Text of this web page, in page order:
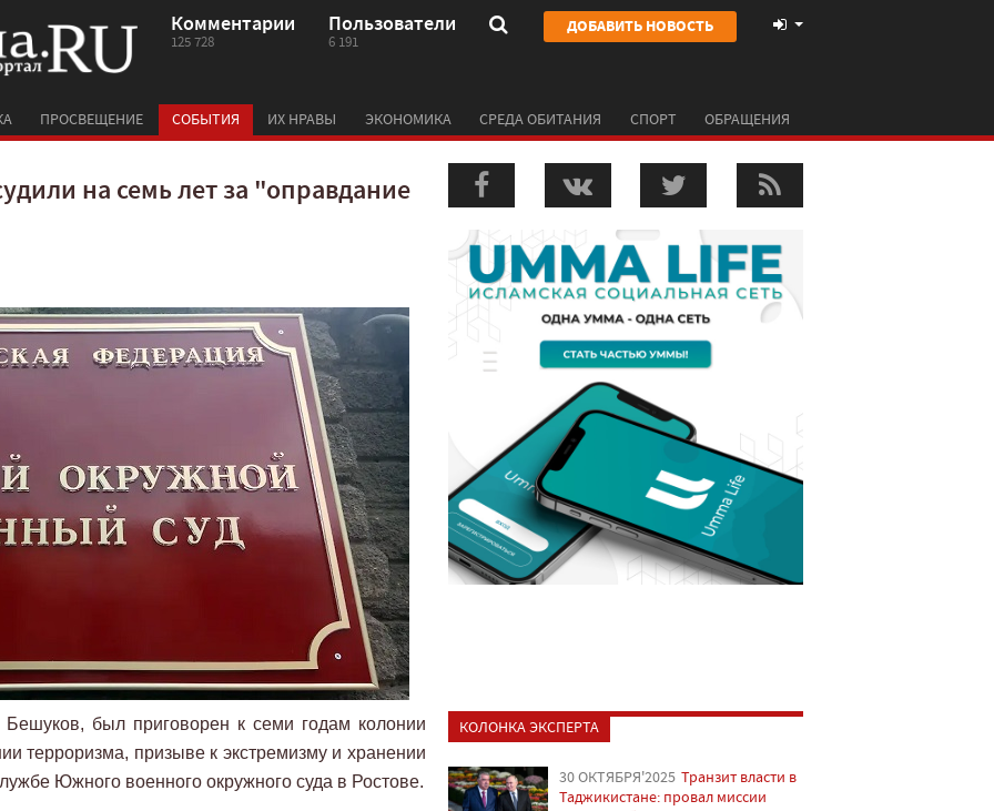
Комментарии
125 728
Пользователи
6 191
ДОБАВИТЬ НОВОСТЬ
ПРОСВЕЩЕНИЕ СОБЫТИЯ ИХ НРАВЫ ЭКОНОМИКА СРЕДА ОБИТАНИЯ СПОРТ ОБРАЩЕНИЯ
на семь лет за "оправдание
был приговорен к семи годам колонии
терроризма, призыве к экстремизму и хранении
Южного военного окружного суда в Ростове.
КОЛОНКА ЭКСПЕРТА
30 ОКТЯБРЯ'2025 Транзит власти в
Таджикистане: провал миссии